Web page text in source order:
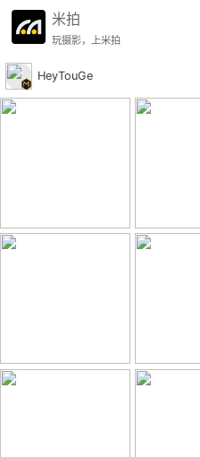
米拍
玩摄影，上米拍
HeyTouGe